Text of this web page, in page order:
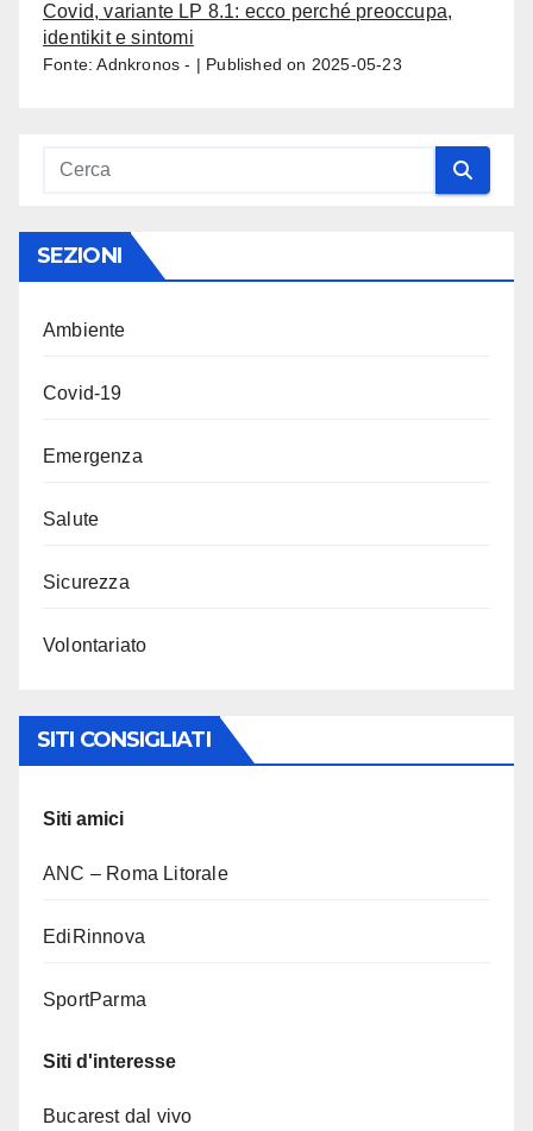
Covid, variante LP 8.1: ecco perché preoccupa,
identikit e sintomi
Fonte: Adnkronos - Published on 2025-05-23
SEZIONI
Ambiente
Covid-19
Emergenza
Salute
Sicurezza
Volontariato
SITI CONSIGLIATI
Siti amici
ANC – Roma Litorale
EdiRinnova
SportParma
Siti d'interesse
Bucarest dal vivo